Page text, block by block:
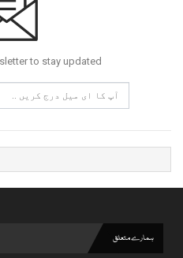
to stay updated.
ہمارے متعلق